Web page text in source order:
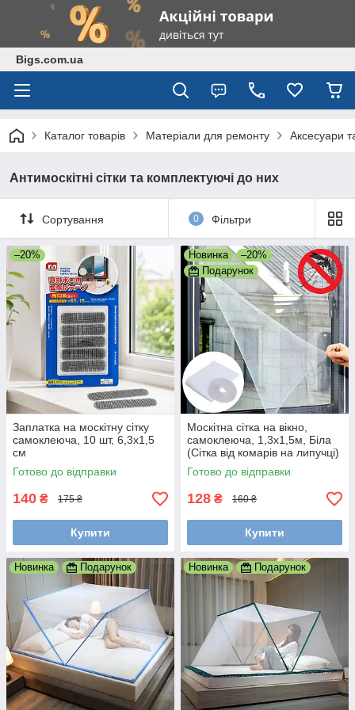
Bigs.com.ua
Каталог товарів Матеріали для ремонту Аксесуари
Антимоскітні сітки та комплектуючі до них
Сортування 0 Фільтри
–20%
Заплатка на москітну сітку
самоклеюча, 10 шт, 6,3x1,5
см
Готово до відправки
140 ₴ 175 ₴
Купити
Новинка
–20%
Подарунок
Москітна сітка на вікно,
самоклеюча, 1,3x1,5м, Біла
(Сітка від комарів на липучці)
Готово до відправки
128 ₴ 160 ₴
Купити
Новинка Подарунок Новинка Подарунок